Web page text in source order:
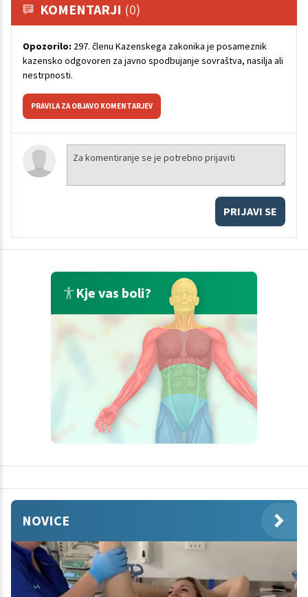
KOMENTARJI (0)
Opozorilo: 297. členu Kazenskega zakonika je posameznik
kazensko odgovoren za javno spodbujanje sovraštva, nasilja ali
nestrpnosti.
PRAVILA ZA OBJAVO KOMENTARJEV
PRIJAVI SE
Kje vas boli?
NOVICE